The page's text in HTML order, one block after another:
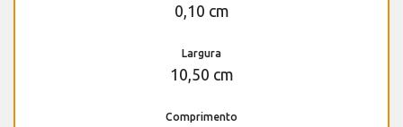
0,10 cm
Largura
10,50 cm
Comprimento